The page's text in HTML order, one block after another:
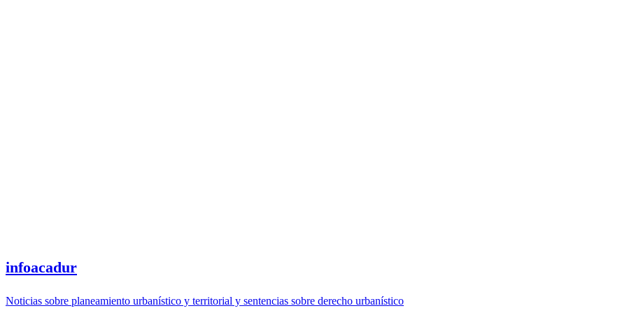
infoacadur
Noticias sobre planeamiento urbanístico y territorial y sentencias sobre derecho urbanístico